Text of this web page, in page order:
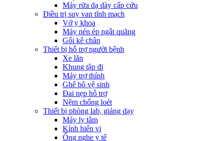
Máy rửa dạ dày cấp cứu
Điều trị suy van tĩnh mạch
Vớ y khoa
Máy nén ép ngắt quãng
Gối kê chân
Thiết bị hỗ trợ người bệnh
Xe lăn
Khung tập đi
Máy trợ thính
Ghế bô vệ sinh
Đai nẹp hỗ trợ
Nệm chống loét
Thiết bị phòng lab, giảng dạy
Máy ly tâm
Kính hiển vi
Ống nghe y tế